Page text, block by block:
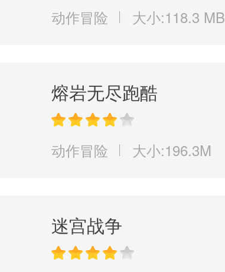
动作冒险 大小:118.3 MB
熔岩无尽跑酷
动作冒险 大小:196.3M
迷宫战争